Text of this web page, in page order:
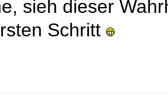
sieh dieser
Schritt